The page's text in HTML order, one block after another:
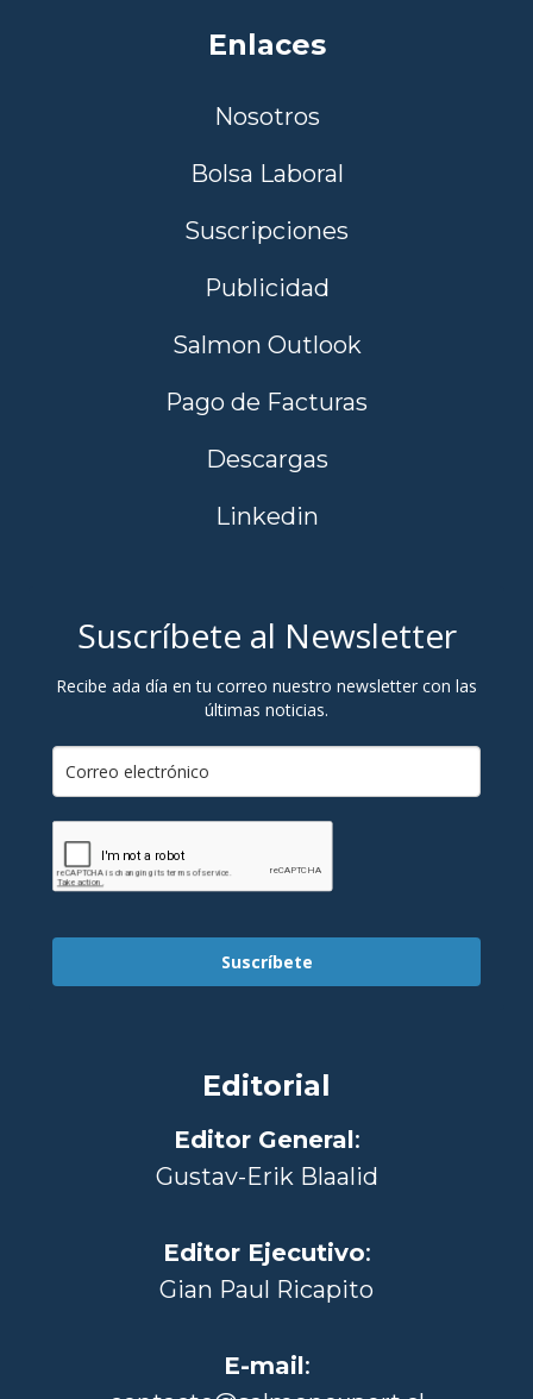
Enlaces
Nosotros
Bolsa Laboral
Suscripciones
Publicidad
Salmon Outlook
Pago de Facturas
Descargas
Linkedin
Suscríbete al Newsletter
Recibe ada día en tu correo nuestro newsletter con las
últimas noticias.
Suscríbete
Editorial
Editor General:
Gustav-Erik Blaalid
Editor Ejecutivo:
Gian Paul Ricapito
E-mail: